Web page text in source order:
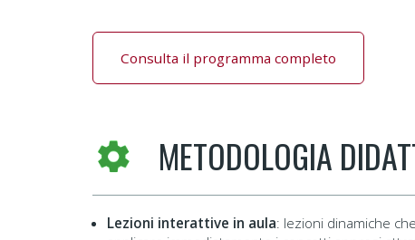
Consulta il programma completo
METODOLOGIA
Lezioni interattive in aula: lezioni dinamiche